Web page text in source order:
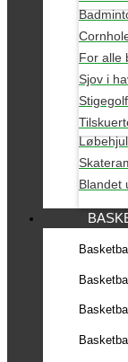
For alle
Sjov i
Løbehjul
Blandet
Basketball